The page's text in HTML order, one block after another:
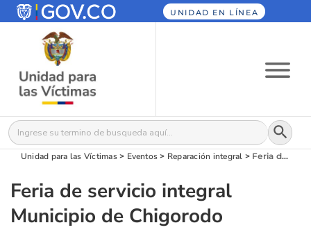
UNIDAD EN LÍNEA
Buscar: Botón
Unidad para las Víctimas> Eventos > Reparación integral > Feria de servicio integral Municipio de Chigorodo
Feria de servicio integral
Municipio de Chigorodo